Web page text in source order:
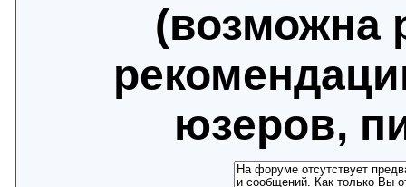
(возможна
юзеров,